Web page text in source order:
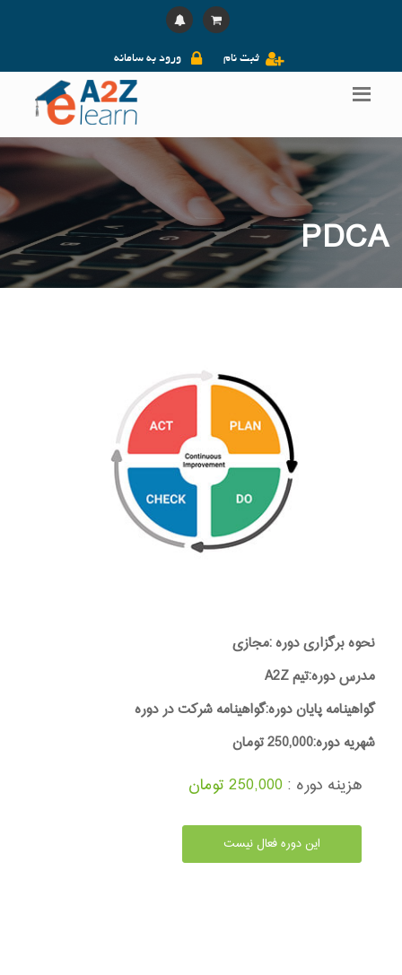
ورود به سامانه ثبت نام
PDCA
نحوه برگزاری دوره :مجازی
مدرس دوره:تیم A2Z
گواهینامه پایان دوره:گواهینامه شرکت در دوره
شهریه دوره:250,000 تومان
هزینه دوره : 250,000 تومان
این دوره فعال نیست